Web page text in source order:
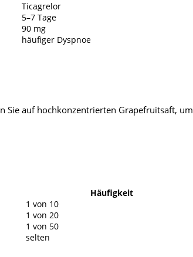
Ticagrelor
5–7 Tage
90 mg
häufiger Dyspnoe
Sie auf hochkonzentrierten Grapefruitsaft, um
Häufigkeit
1 von 10
1 von 20
1 von 50
selten